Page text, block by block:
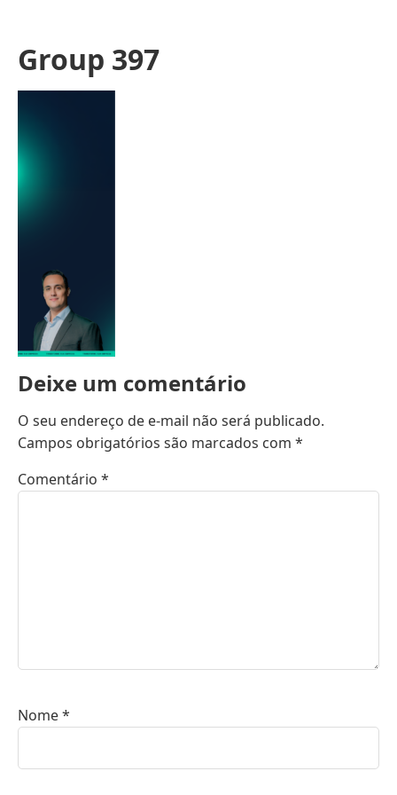
Group 397
Deixe um comentário
O seu endereço de e-mail não será publicado.
Campos obrigatórios são marcados com *
Comentário *
Nome*